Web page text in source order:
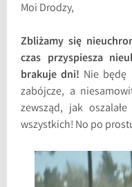
Moi Drodzy,
Zbliżamy się
czas przyspiesza
brakuje dni! Nie będę
zabójcze, a
zewsząd, jak
wszystkich! No po